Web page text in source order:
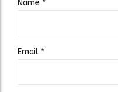
Name *
Email *